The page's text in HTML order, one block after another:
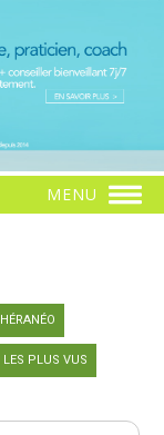
MENU
LES PLUS VUS